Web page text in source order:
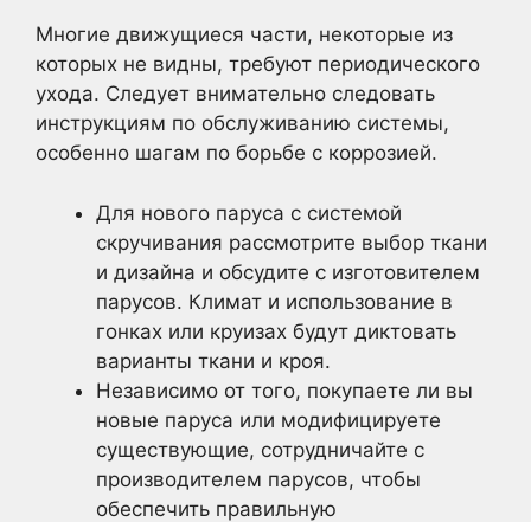
Многие движущиеся части, некоторые из
которых не видны, требуют периодического
ухода. Следует внимательно следовать
инструкциям по обслуживанию системы,
особенно шагам по борьбе с коррозией.
Для нового паруса с системой
скручивания рассмотрите выбор ткани
и дизайна и обсудите с изготовителем
парусов. Климат и использование в
гонках или круизах будут диктовать
варианты ткани и кроя.
Независимо от того, покупаете ли вы
новые паруса или модифицируете
существующие, сотрудничайте с
производителем парусов, чтобы
обеспечить правильную